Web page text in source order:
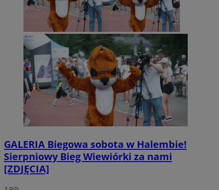
GALERIA Biegowa sobota w Halembie!
Sierpniowy Bieg Wiewiórki za nami
[ZDJĘCIA]